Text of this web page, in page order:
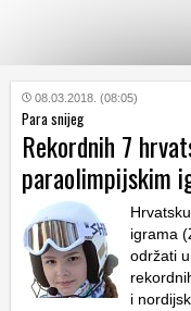
KATEGORIJE
HRVATSKI
WEB
08.03.2018. (08:05)
Para snijeg
Rekordnih 7
paraolimpijskim
igrama
održati
i